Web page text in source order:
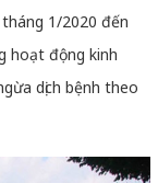
1/2020 đến
hoạt động kinh
dịch bệnh theo